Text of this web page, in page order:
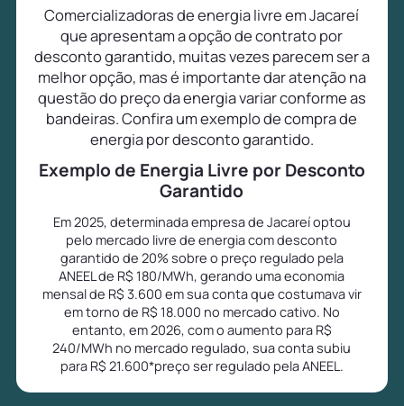
Comercializadoras de energia livre em Jacareí
que apresentam a opção de contrato por
desconto garantido, muitas vezes parecem ser a
melhor opção, mas é importante dar atenção na
questão do preço da energia variar conforme as
bandeiras. Confira um exemplo de compra de
energia por desconto garantido.
Exemplo de Energia Livre por Desconto
Garantido
Em 2025, determinada empresa de Jacareí optou
pelo mercado livre de energia com desconto
garantido de 20% sobre o preço regulado pela
ANEEL de R$ 180/MWh, gerando uma economia
mensal de R$ 3.600 em sua conta que costumava vir
em torno de R$ 18.000 no mercado cativo. No
entanto, em 2026, com o aumento para R$
240/MWh no mercado regulado, sua conta subiu
para R$ 21.600*preço ser regulado pela ANEEL.